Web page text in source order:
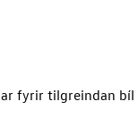
fyrir tilgreindan